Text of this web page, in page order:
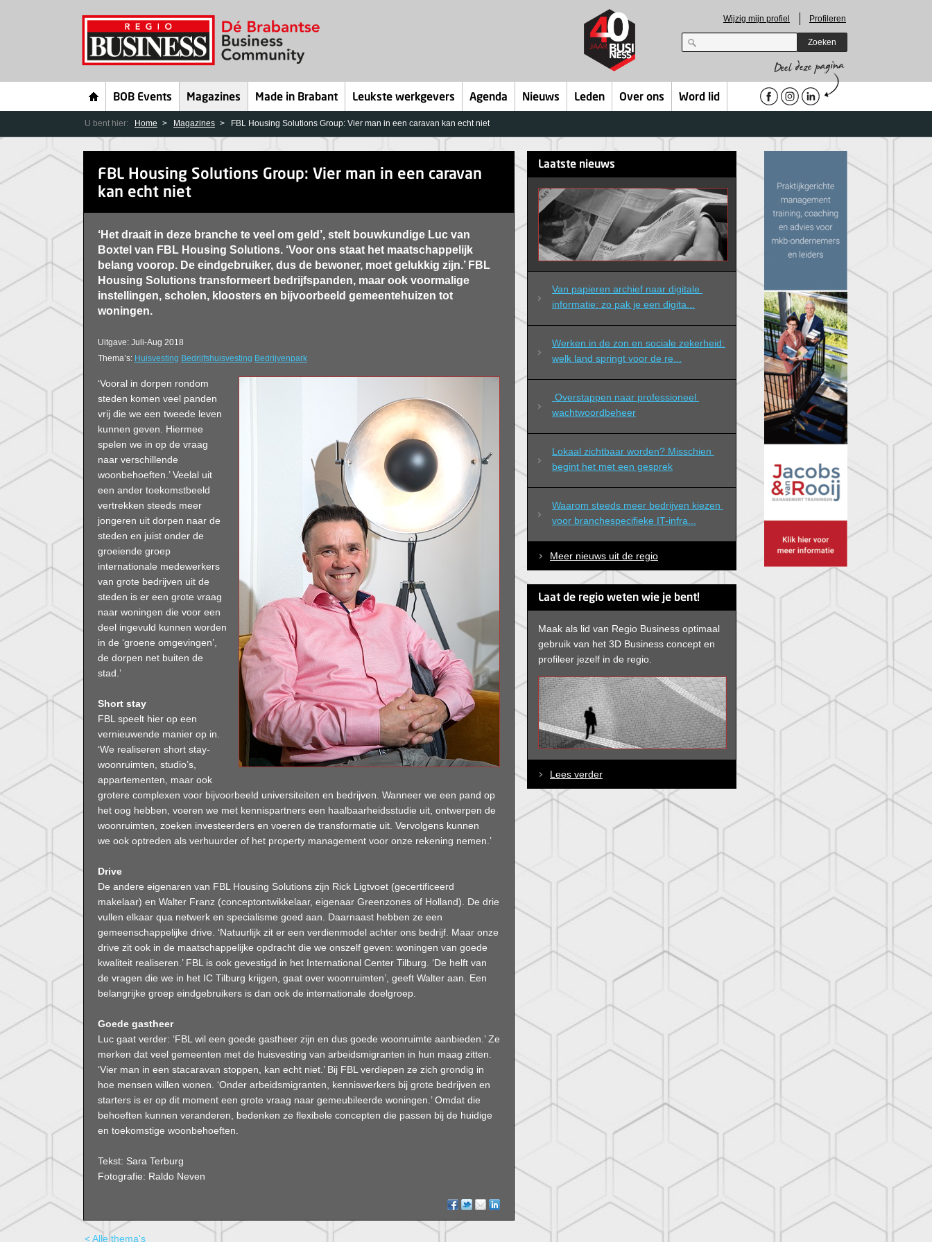
Wijzig mijn profiel Profileren
Zoeken
BOB Events Magazines Made in Brabant Leukste werkgevers Agenda Nieuws Leden Over ons Word lid
U bent hier: Home Magazines FBL Housing Solutions Group: Vier man in een caravan kan echt niet
FBL Housing Solutions Group: Vier man in een caravan
kan echt niet
‘Het draait in deze branche te veel om geld’, stelt bouwkundige Luc van
Boxtel van FBL Housing Solutions. ‘Voor ons staat het maatschappelijk
belang voorop. De eindgebruiker, dus de bewoner, moet gelukkig zijn.’ FBL
Housing Solutions transformeert bedrijfspanden, maar ook voormalige
instellingen, scholen, kloosters en bijvoorbeeld gemeentehuizen tot
woningen.
Uitgave: Juli-Aug 2018
Thema’s: Huisvesting Bedrijfshuisvesting Bedrijvenpark
‘Vooral in dorpen rondom
steden komen veel panden
vrij die we een tweede leven
kunnen geven. Hiermee
spelen we in op de vraag
naar verschillende
woonbehoeften.’ Veelal uit
een ander toekomstbeeld
vertrekken steeds meer
jongeren uit dorpen naar de
steden en juist onder de
groeiende groep
internationale medewerkers
van grote bedrijven uit de
steden is er een grote vraag
naar woningen die voor een
deel ingevuld kunnen worden
in de ‘groene omgevingen’,
de dorpen net buiten de
stad.’
Short stay
FBL speelt hier op een
vernieuwende manier op in.
‘We realiseren short stay-
woonruimten, studio’s,
appartementen, maar ook
grotere complexen voor bijvoorbeeld universiteiten en bedrijven. Wanneer we een pand op
het oog hebben, voeren we met kennispartners een haalbaarheidsstudie uit, ontwerpen de
woonruimten, zoeken investeerders en voeren de transformatie uit. Vervolgens kunnen
we ook optreden als verhuurder of het property management voor onze rekening nemen.’
Drive
De andere eigenaren van FBL Housing Solutions zijn Rick Ligtvoet (gecertificeerd
makelaar) en Walter Franz (conceptontwikkelaar, eigenaar Greenzones of Holland). De drie
vullen elkaar qua netwerk en specialisme goed aan. Daarnaast hebben ze een
gemeenschappelijke drive. ‘Natuurlijk zit er een verdienmodel achter ons bedrijf. Maar onze
drive zit ook in de maatschappelijke opdracht die we onszelf geven: woningen van goede
kwaliteit realiseren.’ FBL is ook gevestigd in het International Center Tilburg. ‘De helft van
de vragen die we in het IC Tilburg krijgen, gaat over woonruimten’, geeft Walter aan. Een
belangrijke groep eindgebruikers is dan ook de internationale doelgroep.
Goede gastheer
Luc gaat verder: ‘FBL wil een goede gastheer zijn en dus goede woonruimte aanbieden.’ Ze
merken dat veel gemeenten met de huisvesting van arbeidsmigranten in hun maag zitten.
‘Vier man in een stacaravan stoppen, kan echt niet.’ Bij FBL verdiepen ze zich grondig in
hoe mensen willen wonen. ‘Onder arbeidsmigranten, kenniswerkers bij grote bedrijven en
starters is er op dit moment een grote vraag naar gemeubileerde woningen.’ Omdat die
behoeften kunnen veranderen, bedenken ze flexibele concepten die passen bij de huidige
en toekomstige woonbehoeften.
Tekst: Sara Terburg
Fotografie: Raldo Neven
< Alle thema's
Laatste nieuws
Van papieren archief naar digitale
informatie: zo pak je een digita...
Werken in de zon en sociale zekerheid:
welk land springt voor de re...
wachtwoordbeheer
Lokaal zichtbaar worden? Misschien
begint het met een gesprek
Waarom steeds meer bedrijven kiezen
voor branchespecifieke IT-infra...
Meer nieuws uit de regio
Laat de regio weten wie je bent!
Maak als lid van Regio Business optimaal
gebruik van het 3D Business concept en
profileer jezelf in de regio.
Lees verder